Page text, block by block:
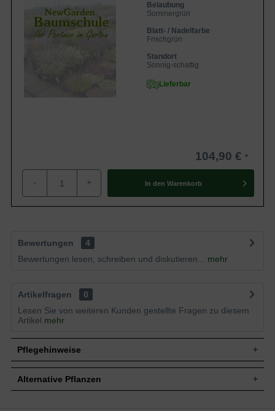
Belaubung
Sommergrün
Blatt- / Nadelfarbe
Frischgrün
Standort
Sonnig-schattig
Lieferbar
104,90 €
- + In den Warenkorb
Bewertungen
4
Bewertungen lesen, schreiben und diskutieren...
mehr
Artikelfragen
0
Lesen Sie von weiteren Kunden gestellte Fragen zu diesem
Artikel mehr
Pflegehinweise
Pflanz- und Pflegetipps Kerria japonica 'Golden
Alternative Pflanzen